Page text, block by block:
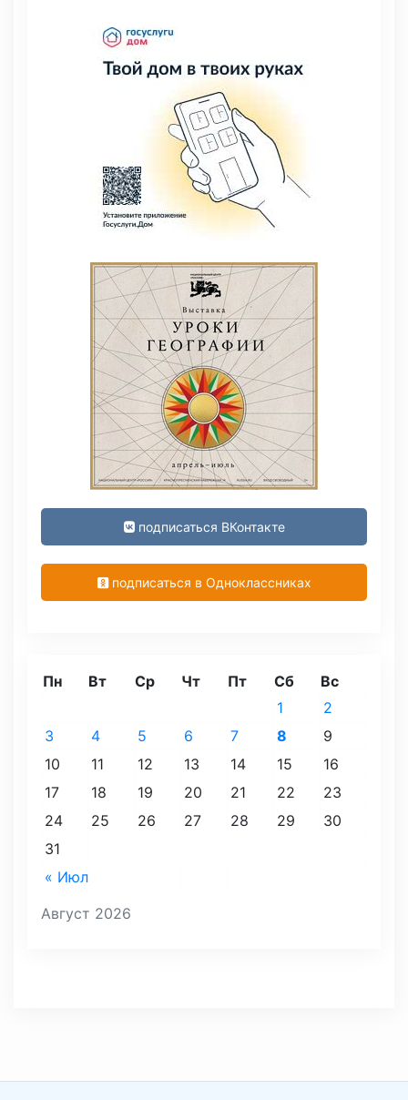
подписаться ВКонтакте
подписаться в Одноклассниках
Август 2026
Пн Вт Ср Чт Пт Сб Вс
« Июл
1
2
3
4 5 6 7 8
9
10
11 12 13 14 15
16
17
18 19 20 21 22
23
24
25 26 27 28 29
30
31